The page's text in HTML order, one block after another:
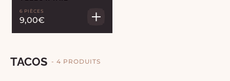
6 PIÈCES
9,00€
TACOS - 4 PRODUITS